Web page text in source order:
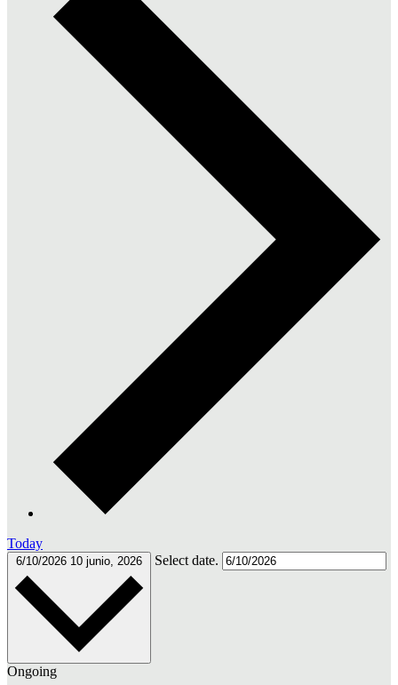
Today
6/10/2026 10 junio, 2026 Select date.
Ongoing